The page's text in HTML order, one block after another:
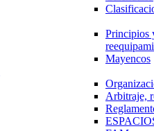
Principios
Mayencos
Arbitraje,